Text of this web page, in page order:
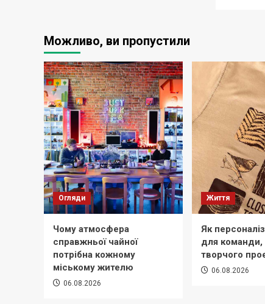
Можливо, ви пропустили
Огляди
Чому атмосфера
справжньої чайної
потрібна кожному
міському жителю
06.08.2026
Життя
Як
для команди,
творчого
06.08.2026